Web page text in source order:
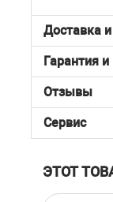
Доставка
Гарантия и
Отзывы
Сервис
ЭТОТ